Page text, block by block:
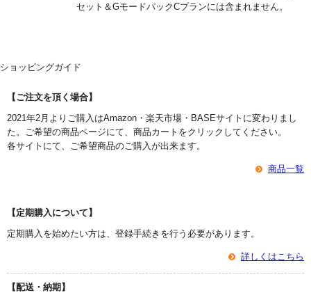
セット＆GモードパックCプランには含まれません。
ショッピングガイド
【ご注文を頂く場合】
2021年2月よりご購入はAmazon・楽天市場・BASEサイトに変わりまし
た。ご希望の商品ページにて、商品カートをクリックしてください。
各サイトにて、ご希望商品のご購入が出来ます。
商品一覧
【定期購入について】
定期購入を始めたい方は、登録手続きを行う必要があります。
詳しくはこちら
【配送・納期】